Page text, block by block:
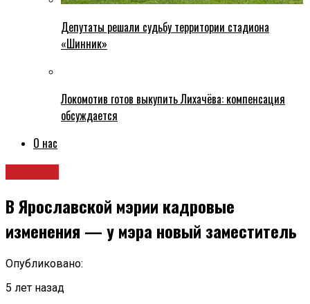
Депутаты решали судьбу территории стадиона
«Шинник»
Локомотив готов выкупить Лихачёва: компенсация
обсуждается
О нас
В Ярославской мэрии кадровые
изменения — у мэра новый заместитель
Опубликовано:
5 лет назад